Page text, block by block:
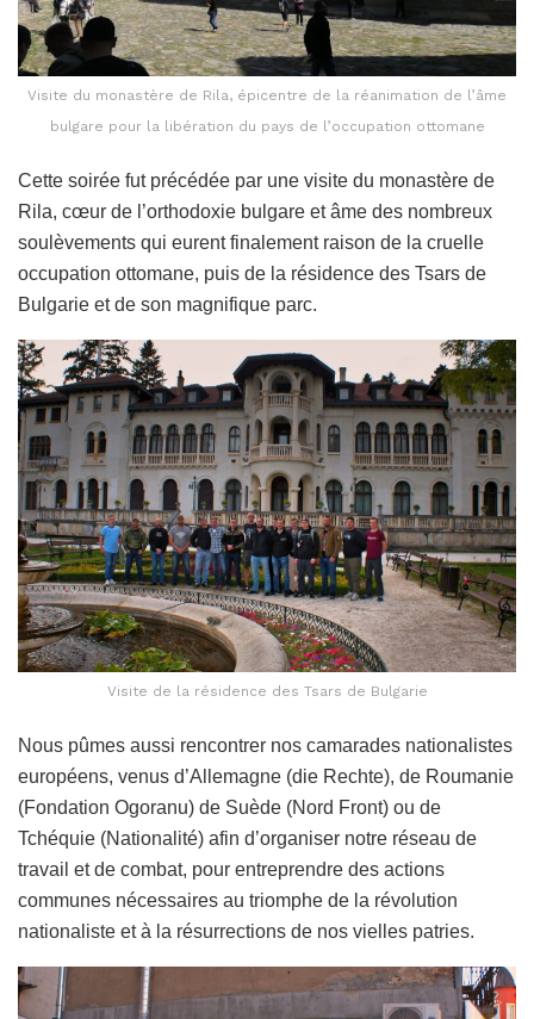
Visite du monastère de Rila, épicentre de la réanimation de l’âme
bulgare pour la libération du pays de l’occupation ottomane
Cette soirée fut précédée par une visite du monastère de
Rila, cœur de l’orthodoxie bulgare et âme des nombreux
soulèvements qui eurent finalement raison de la cruelle
occupation ottomane, puis de la résidence des Tsars de
Bulgarie et de son magnifique parc.
Visite de la résidence des Tsars de Bulgarie
Nous pûmes aussi rencontrer nos camarades nationalistes
européens, venus d’Allemagne (die Rechte), de Roumanie
(Fondation Ogoranu) de Suède (Nord Front) ou de
Tchéquie (Nationalité) afin d’organiser notre réseau de
travail et de combat, pour entreprendre des actions
communes nécessaires au triomphe de la révolution
nationaliste et à la résurrections de nos vielles patries.